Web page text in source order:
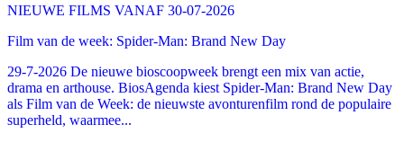
NIEUWE FILMS VANAF 30-07-2026
Film van de week: Spider-Man: Brand New Day
29-7-2026 De nieuwe bioscoopweek brengt een mix van actie,
drama en arthouse. BiosAgenda kiest Spider-Man: Brand New Day
als Film van de Week: de nieuwste avonturenfilm rond de populaire
superheld, waarmee...